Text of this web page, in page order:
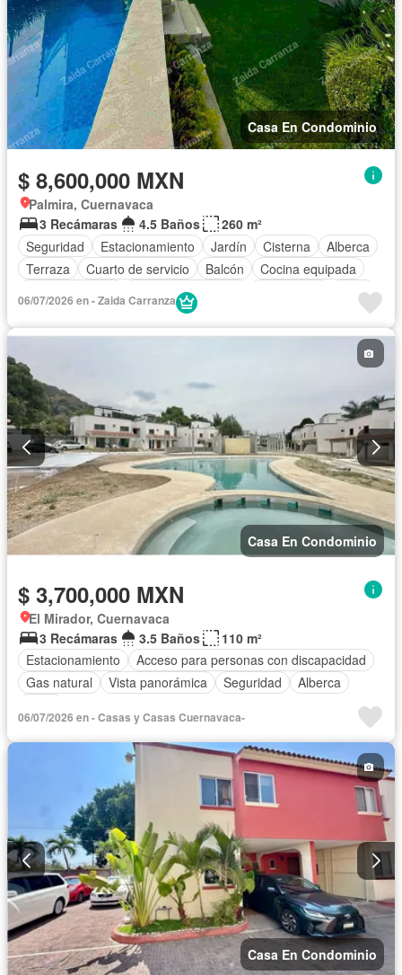
Casa En Condominio
$ 8,600,000 MXN
Palmira, Cuernavaca
3 Recámaras
4.5 Baños
260 m²
Seguridad
Estacionamiento Jardín Cisterna
Alberca
Terraza
Cuarto de servicio Balcón
Cocina equipada
Aire acondicionado
Agua
Zonas verdes
Recámara con closet
Caseta de vigilancia
Sauna
Conserje
Sin amueblar
06/07/2026 en - Zaida Carranza
Casa En Condominio
$ 3,700,000 MXN
El Mirador, Cuernavaca
3 Recámaras
3.5 Baños
110 m²
Estacionamiento
Acceso para personas con discapacidad
Gas natural
Vista panorámica Seguridad
Alberca
06/07/2026 en - Casas y Casas Cuernavaca-
Casa En Condominio